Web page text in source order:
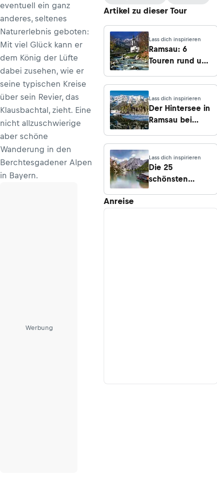
eventuell ein ganz
anderes, seltenes
Naturerlebnis geboten:
Mit viel Glück kann er
dem König der Lüfte
dabei zusehen, wie er
seine typischen Kreise
über sein Revier, das
Klausbachtal, zieht. Eine
nicht allzuschwierige
aber schöne
Wanderung in den
Berchtesgadener Alpen
in Bayern.
Werbung
Artikel zu dieser Tour
Lass dich inspirieren
Ramsau: 6
Touren rund um
erstes
Bergsteigerdorf
Lass dich inspirieren
Der Hintersee in
Ramsau bei
– Wanderungen,
Infos & Tipps
Lass dich inspirieren
Die 25
schönsten
Anreise